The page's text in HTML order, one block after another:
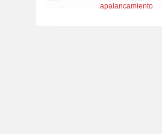
apalancamiento